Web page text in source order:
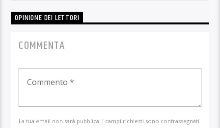
OPINIONE DEI LETTORI
COMMENTA
La tua email non sarà pubblica. I campi richiesti sono contrassegnati